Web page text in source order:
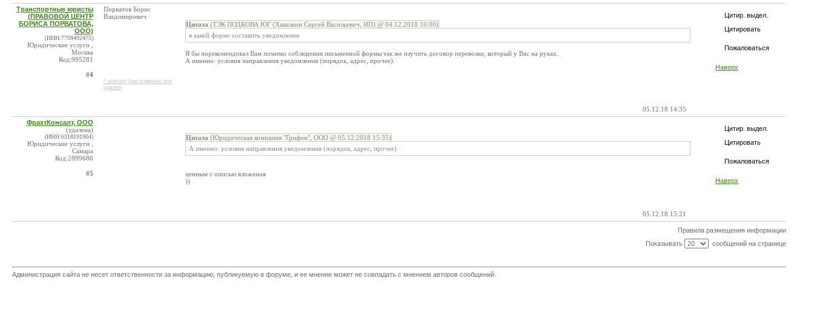
Цитир. выдел.
Цитировать
Пожаловаться
Наверх
Транспортные юристы
(ПРАВОВОЙ ЦЕНТР
БОРИСА ПОРВАТОВА,
ООО)
(ИНН:7709492475)
Юридические услуги ,
Москва
Код:995281
#4
Порватов Борис
Владимирович
* контакт был изменен или
удален
Цитата (ТЭК ПОДКОВА ЮГ (Хавалкин Сергей Васильевич, ИП) @ 04.12.2018 10:00)
в какой форме составить уведомление
Я бы порекомендовал Вам помимо соблюдения письменной формы так же изучить договор перевозки, который у Вас на руках.
А именно: условия направления уведомления (порядок, адрес, прочее).
05.12.18 14:35
Цитир. выдел.
Цитировать
Пожаловаться
Наверх
ФрахтКонсалт, ООО
(удалена)
(ИНН:6318191904)
Юридические услуги ,
Самара
Код:2899686
#5
Цитата (Юридическая компания "Грифон", ООО @ 05.12.2018 15:35)
А именно: условия направления уведомления (порядок, адрес, прочее).
ценным с описью вложения
))
05.12.18 15:21
Правила размещения информации
Показывать
сообщений на странице
Администрация сайта не несет ответственности за информацию, публикуемую в форуме, и ее мнение может не совпадать с мнением авторов сообщений.